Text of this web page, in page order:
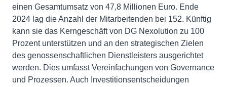
einen Gesamtumsatz von 47,8 Millionen Euro. Ende
2024 lag die Anzahl der Mitarbeitenden bei 152. Künftig
kann sie das Kerngeschäft von DG Nexolution zu 100
Prozent unterstützen und an den strategischen Zielen
des genossenschaftlichen Dienstleisters ausgerichtet
werden. Dies umfasst Vereinfachungen von Governance
und Prozessen. Auch Investitionsentscheidungen